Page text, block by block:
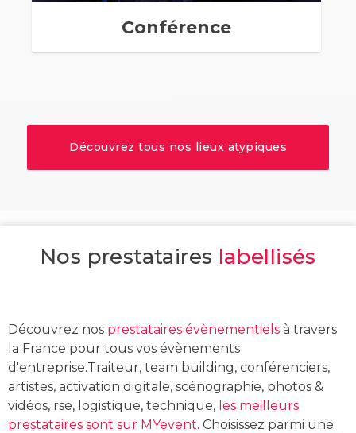
Conférence
Découvrez tous nos lieux atypiques
Nos prestataires labellisés
Découvrez nos prestataires évènementiels à travers
la France pour tous vos évènements
d'entreprise.Traiteur, team building, conférenciers,
artistes, activation digitale, scénographie, photos &
vidéos, rse, logistique, technique, les meilleurs
prestataires sont sur MYevent. Choisissez parmi une